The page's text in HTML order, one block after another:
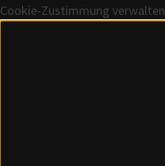
Cookie-Zustimmung verwalten